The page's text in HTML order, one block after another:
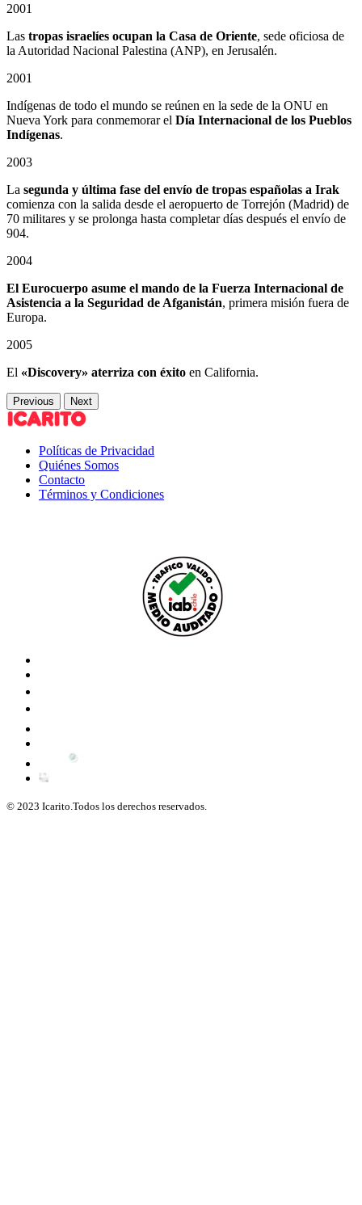
2001
Las tropas israelíes ocupan la Casa de Oriente, sede oficiosa de
la Autoridad Nacional Palestina (ANP), en Jerusalén.
2001
Indígenas de todo el mundo se reúnen en la sede de la ONU en
Nueva York para conmemorar el Día Internacional de los Pueblos
Indígenas.
2003
La segunda y última fase del envío de tropas españolas a Irak
comienza con la salida desde el aeropuerto de Torrejón (Madrid) de
70 militares y se prolonga hasta completar días después el envío de
904.
2004
El Eurocuerpo asume el mando de la Fuerza Internacional de
Asistencia a la Seguridad de Afganistán, primera misión fuera de
Europa.
2005
El «Discovery» aterriza con éxito en California.
Previous Next
Políticas de Privacidad
Quiénes Somos
Contacto
Términos y Condiciones
© 2023 Icarito.Todos los derechos reservados.